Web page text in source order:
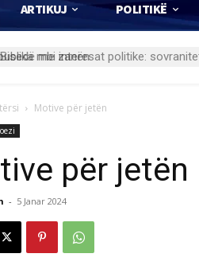
ARTIKUJ POLITIKË
me zanën
Motive për jetën
për jetën
- 5 Janar 2024